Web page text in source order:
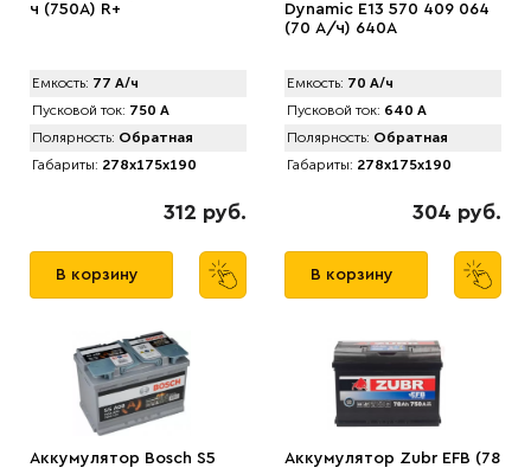
ч (750A) R+
Емкость: 77 А/ч
Пусковой ток: 750 А
Полярность: Обратная
Габариты: 278x175x190
312 руб.
В корзину
Dynamic E13 570 409 064
(70 А/ч) 640А
Емкость: 70 А/ч
Пусковой ток: 640 А
Полярность: Обратная
Габариты: 278x175x190
304 руб.
В корзину
Аккумулятор Bosch S5
Аккумулятор Zubr EFB (78